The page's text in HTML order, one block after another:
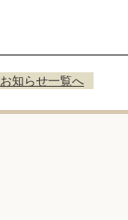
お知らせ一覧へ